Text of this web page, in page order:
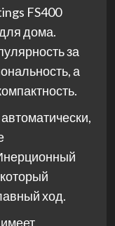
FS400
дома.
за
а
ход.